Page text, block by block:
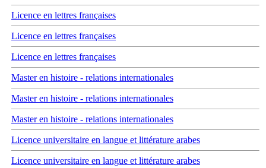
Licence en lettres françaises
Licence en lettres françaises
Licence en lettres françaises
Master en histoire - relations internationales
Master en histoire - relations internationales
Master en histoire - relations internationales
Licence universitaire en langue et littérature arabes
Licence universitaire en langue et littérature arabes